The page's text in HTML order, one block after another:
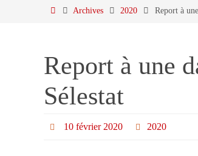
HomeArchives 2020 Report à
Report à une
Sélestat
10 février 2020 2020